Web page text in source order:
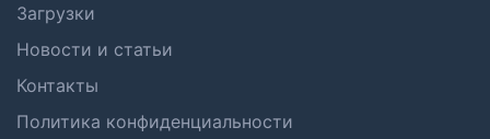
Загрузки
Новости и статьи
Контакты
Политика конфиденциальности